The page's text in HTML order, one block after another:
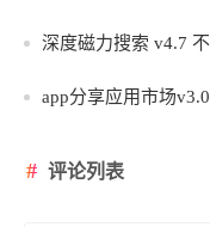
深度磁力搜索 v4.7
app分享应用市场
评论列表